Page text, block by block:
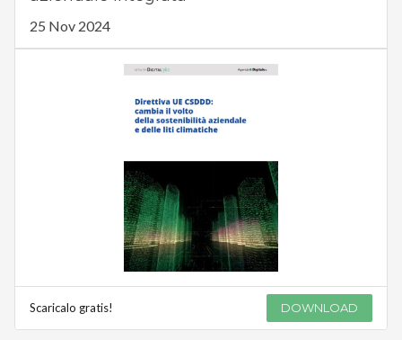
25 Nov 2024
Scaricalo gratis! DOWNLOAD